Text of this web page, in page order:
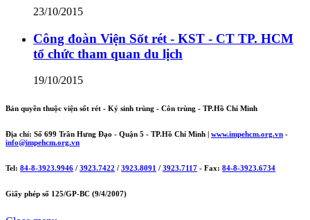
23/10/2015
Công đoàn Viện Sốt rét - KST - CT TP. HCM
tổ chức tham quan du lịch
19/10/2015
Bản quyền thuộc viện sốt rét - Ký sinh trùng - Côn trùng - TP.Hồ Chí Minh
Địa chỉ: Số 699 Trần Hưng Đạo - Quận 5 - TP.Hồ Chí Minh | www.impehcm.org.vn -
info@impehcm.org.vn
Tel: 84-8-3923.9946 / 3923.7422 / 3923.8091 / 3923.7117 - Fax: 84-8-3923.6734
Giấy phép số 125/GP-BC (9/4/2007)